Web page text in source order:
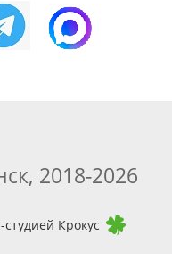
2018-2026
Крокус